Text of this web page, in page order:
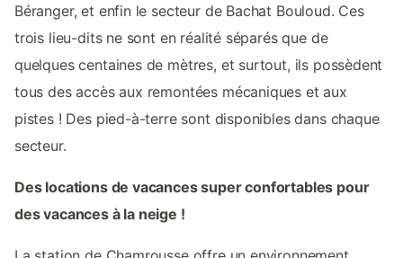
Béranger, et enfin le secteur de Bachat Bouloud. Ces
trois lieu-dits ne sont en réalité séparés que de
quelques centaines de mètres, et surtout, ils possèdent
tous des accès aux remontées mécaniques et aux
pistes ! Des pied-à-terre sont disponibles dans chaque
secteur.
Des locations de vacances super confortables pour
des vacances à la neige !